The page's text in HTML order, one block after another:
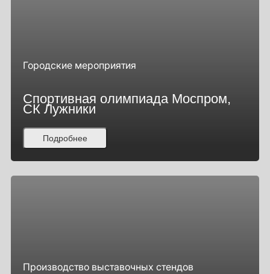
Городские мероприятия
Спортивная олимпиада Моспром,
СК Лужники
Подробнее
Производство выставочных стендов